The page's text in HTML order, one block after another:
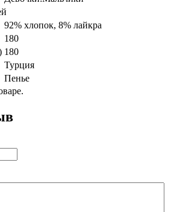
92% хлопок, 8% лайкра
180
180
Турция
Пенье